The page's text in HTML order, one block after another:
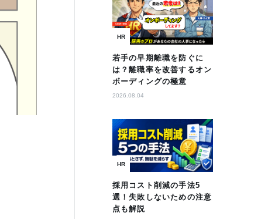
HR
若手の早期離職を防ぐに
は？離職率を改善するオン
ボーディングの極意
2026.08.04
HR
採用コスト削減の手法5
選！失敗しないための注意
点も解説